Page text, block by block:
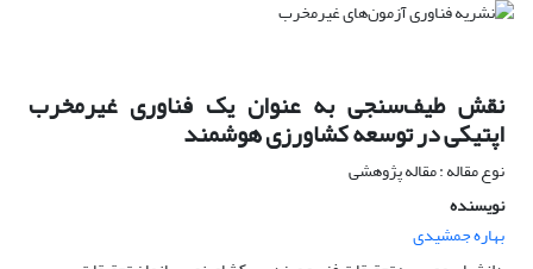
نقش طیف‌سنجی به عنوان یک فناوری غیرمخرب
اپتیکی در توسعه کشاورزی هوشمند
نوع مقاله : مقاله پژوهشی
نویسنده
بهاره جمشیدی